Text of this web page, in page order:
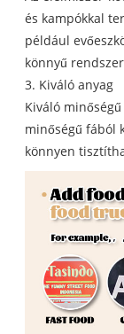
és kampókkal
például
könnyű
3. Kiváló anyag
Kiváló
minőségű fából
könnyen